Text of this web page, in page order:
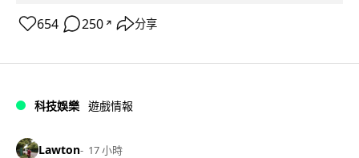
654 250 ↗ 分享
科技娛樂 遊戲情報
Lawton 17 小時